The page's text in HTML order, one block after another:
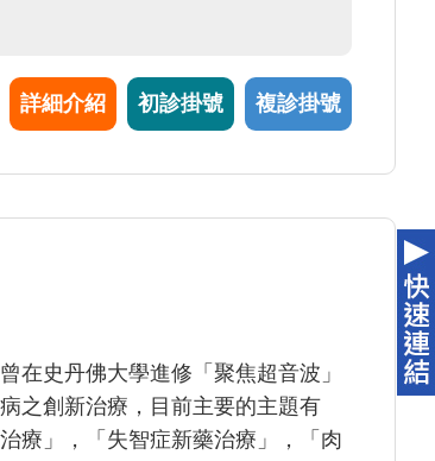
疾病，臨床與研究並重。曾赴美國
的失智醫療，並透過跨領域合作，
當選112年優良主治醫師。
詳細介紹 初診掛號 複診掛號
在史丹佛大學進修「聚焦超音波」
之創新治療，目前主要的主題有
療」，「失智症新藥治療」，「肉